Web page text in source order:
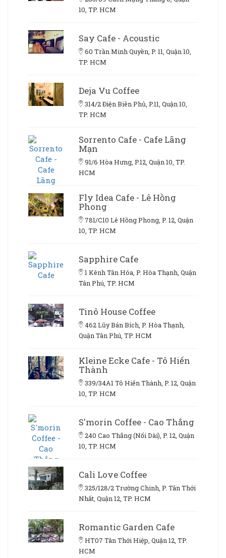
10, TP. HCM
Say Cafe - Acoustic
60 Trần Minh Quyền, P. 11, Quận 10,
TP. HCM
Deja Vu Coffee
314/2 Điện Biên Phủ, P.11, Quận 10,
TP. HCM
Sorrento Cafe - Cafe Lãng
Mạn
91/6 Hòa Hưng, P.12, Quận 10, TP.
HCM
Fly Idea Cafe - Lê Hồng
Phong
781/C10 Lê Hồng Phong, P. 12, Quận
10, TP. HCM
Sapphire Cafe
1 Kênh Tân Hóa, P. Hòa Thạnh, Quận
Tân Phú, TP. HCM
Tinô House Coffee
462 Lũy Bán Bích, P. Hòa Thạnh,
Quận Tân Phú, TP. HCM
Kleine Ecke Cafe - Tô Hiến
Thành
339/34A1 Tô Hiến Thành, P. 12, Quận
10, TP. HCM
S'morin Coffee - Cao Thắng
240 Cao Thắng (Nối Dài), P. 12, Quận
10, TP. HCM
Cali Love Coffee
325/128/2 Trường Chinh, P. Tân Thới
Nhất, Quận 12, TP. HCM
Romantic Garden Cafe
HT07 Tân Thới Hiệp, Quận 12, TP.
HCM